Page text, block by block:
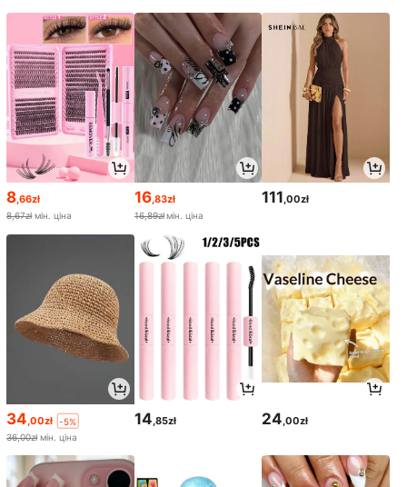
8,66zł
8,67zł мін. ціна
16,83zł
16,89złмін. ціна
111,00zł
34 ,00zł
-5%
36,00zł мін. ціна
14 ,85zł 24 ,00zł